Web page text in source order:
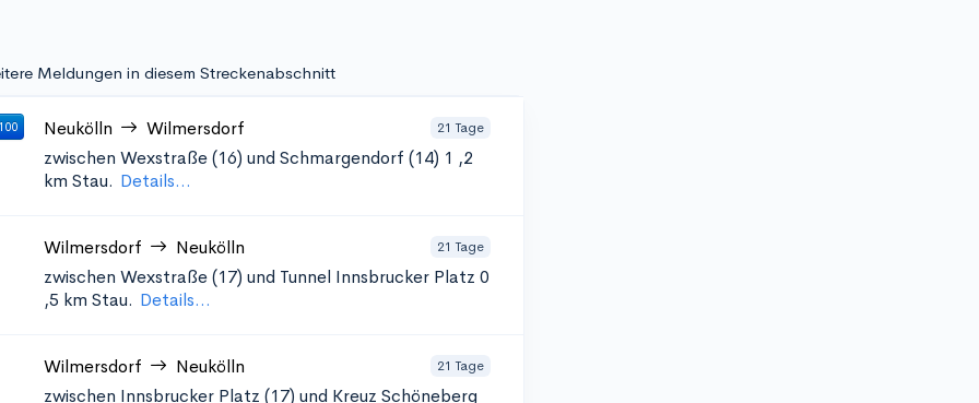
Meldungen in diesem Streckenabschnitt
Neukölln Wilmersdorf 21 Tage
zwischen Wexstraße (16) und Schmargendorf (14) 1 ,2
km Stau. Details...
Wilmersdorf Neukölln 21 Tage
zwischen Wexstraße (17) und Tunnel Innsbrucker Platz 0
,5 km Stau. Details...
Wilmersdorf Neukölln 21 Tage
zwischen Innsbrucker Platz (17) und Kreuz Schöneberg